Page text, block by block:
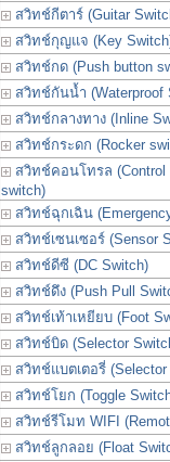
สวิทช์กีตาร์ (Guitar
สวิทช์กุญแจ (Key
สวิทช์กด (Push button
สวิทช์กันน้ำ (Waterproof
สวิทช์กลางทาง (Inline
สวิทช์กระดก (Rocker
สวิทช์คอนโทรล (Control
switch)
สวิทช์ฉุกเฉิน
สวิทช์เซนเซอร์ (Sensor
สวิทช์ดีซี (DC Switch)
สวิทช์ดึง (Push Pull
สวิทช์เท้าเหยียบ (Foot
สวิทช์บิด (Selector
สวิทช์แบตเตอรี่ (Selector
สวิทช์โยก (Toggle
สวิทช์รีโมท WIFI
สวิทช์ลูกลอย (Float